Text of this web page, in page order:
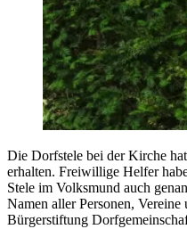
Die Dorfstele bei der Kirche
erhalten. Freiwillige Helfer
Stele im Volksmund auch
Namen aller Personen,
Bürgerstiftung